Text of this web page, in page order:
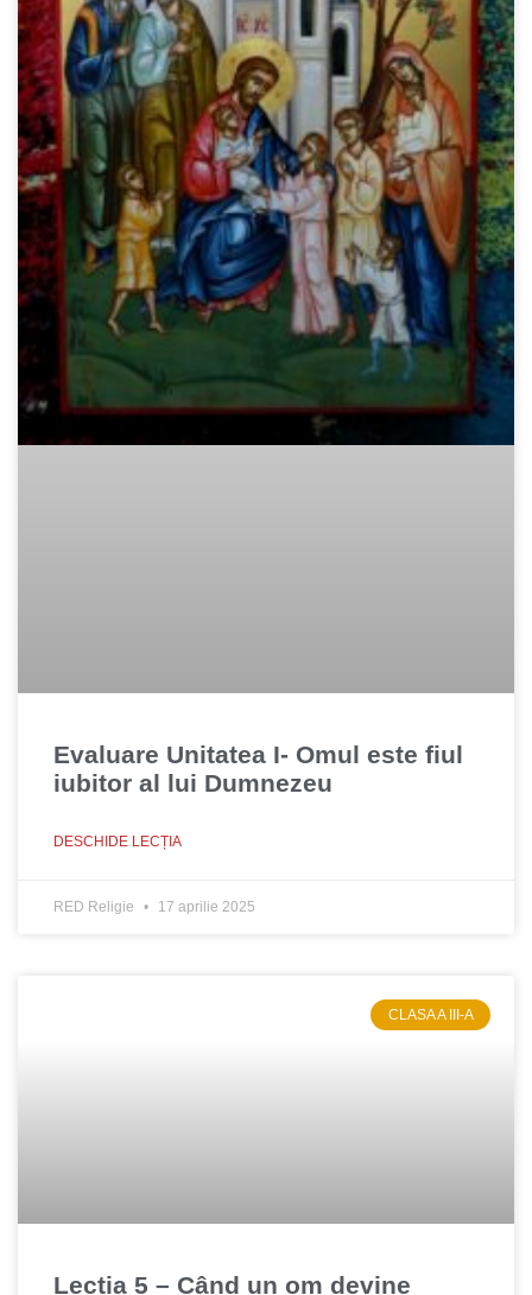
Evaluare Unitatea I- Omul este fiul
iubitor al lui Dumnezeu
DESCHIDE LECȚIA
RED Religie 17 aprilie 2025
CLASA A III-A
Lecția 5 – Când un om devine